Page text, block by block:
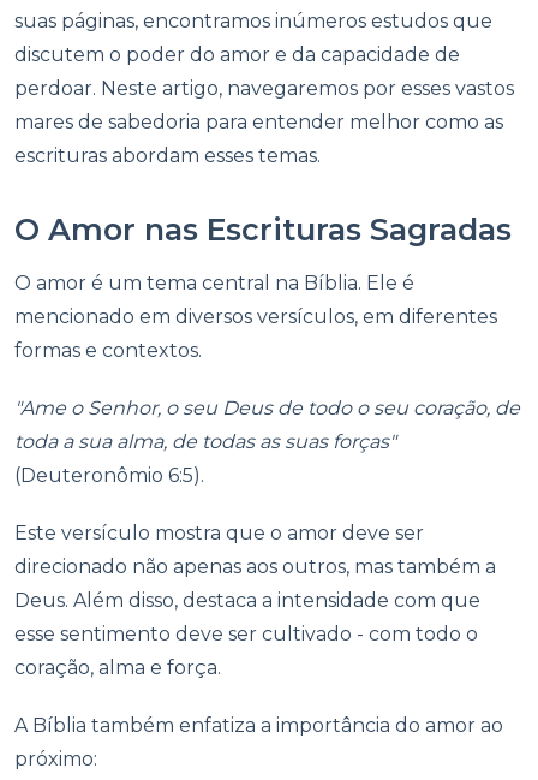
suas páginas, encontramos inúmeros estudos que
discutem o poder do amor e da capacidade de
perdoar. Neste artigo, navegaremos por esses vastos
mares de sabedoria para entender melhor como as
escrituras abordam esses temas.
O Amor nas Escrituras Sagradas
O amor é um tema central na Bíblia. Ele é
mencionado em diversos versículos, em diferentes
formas e contextos.
"Ame o Senhor, o seu Deus de todo o seu coração, de
toda a sua alma, de todas as suas forças"
(Deuteronômio 6:5).
Este versículo mostra que o amor deve ser
direcionado não apenas aos outros, mas também a
Deus. Além disso, destaca a intensidade com que
esse sentimento deve ser cultivado - com todo o
coração, alma e força.
A Bíblia também enfatiza a importância do amor ao
próximo: